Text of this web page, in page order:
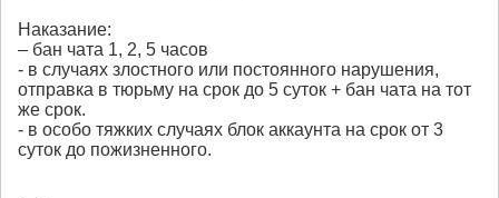
Наказание:
– бан чата 1, 2, 5 часов
- в случаях злостного или постоянного нарушения,
отправка в тюрьму на срок до 5 суток + бан чата на тот
же срок.
- в особо тяжких случаях блок аккаунта на срок от 3
суток до пожизненного.